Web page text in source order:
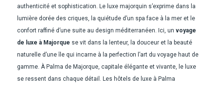
authenticité et sophistication. Le luxe majorquin s’exprime dans la
lumière dorée des criques, la quiétude d’un spa face à la mer et le
confort raffiné d’une suite au design méditerranéen. Ici, un voyage
de luxe à Majorque se vit dans la lenteur, la douceur et la beauté
naturelle d’une île qui incarne à la perfection l’art du voyage haut de
gamme. À Palma de Majorque, capitale élégante et vivante, le luxe
se ressent dans chaque détail. Les hôtels de luxe à Palma